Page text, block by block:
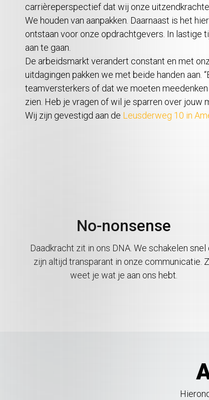
carrièreperspectief dat wij onze
We houden van aanpakken. Daarnaast is het
ontstaan voor onze opdrachtgevers. In lastige
aan te gaan.
De arbeidsmarkt verandert constant en met
uitdagingen pakken we met beide handen aan.
teamversterkers of dat we moeten
zien. Heb je vragen of wil je sparren over jouw
Wij zijn gevestigd aan de Leusderweg 10 in
No-nonsense
Daadkracht zit in ons DNA. We schakelen snel
zijn altijd transparant in onze communicatie.
weet je wat je aan ons hebt.